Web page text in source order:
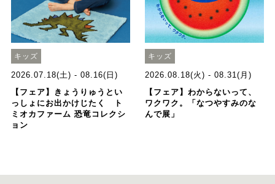
キッズ
2026.07.18(土) - 08.16(日)
【フェア】きょうりゅうとい
っしょにお出かけじたく ト
ミオカファーム 恐竜コレクシ
ョン
キッズ
2026.08.18(火) - 08.31(月)
【フェア】わからないって、
ワクワク。「なつやすみのな
んで展」